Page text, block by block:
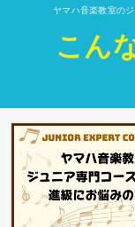
ヤマハ音楽教室の
こん